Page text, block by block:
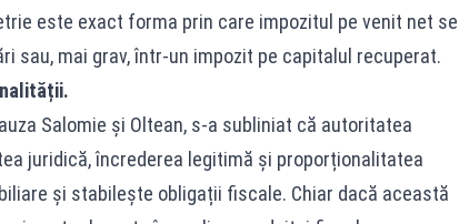
este exact forma prin care impozitul pe venit net se
sau, mai grav, într-un impozit pe capitalul recuperat.
Salomie și Oltean, s-a subliniat că autoritatea
juridică, încrederea legitimă și proporționalitatea
și stabilește obligații fiscale. Chiar dacă această